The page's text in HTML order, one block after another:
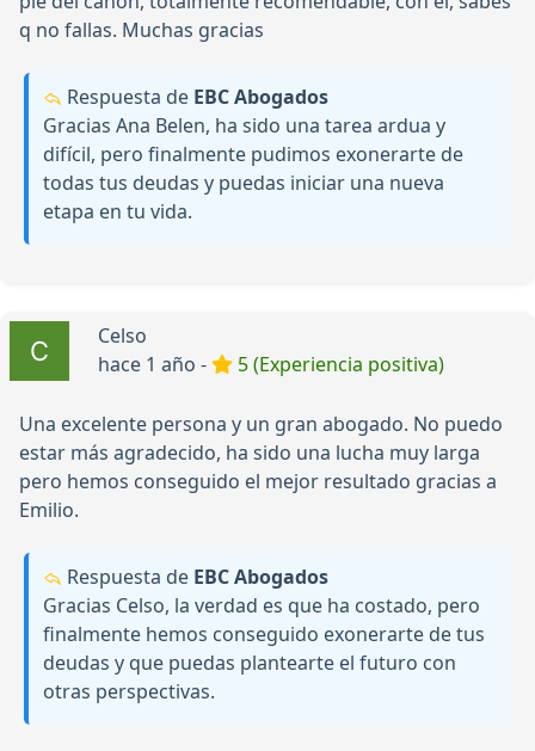
q no fallas. Muchas gracias
Respuesta de EBC Abogados
Gracias Ana Belen, ha sido una tarea ardua y
difícil, pero finalmente pudimos exonerarte de
todas tus deudas y puedas iniciar una nueva
etapa en tu vida.
Celso
hace 1 año -
5 (Experiencia positiva)
Una excelente persona y un gran abogado. No puedo
estar más agradecido, ha sido una lucha muy larga
pero hemos conseguido el mejor resultado gracias a
Emilio.
Respuesta de EBC Abogados
Gracias Celso, la verdad es que ha costado, pero
finalmente hemos conseguido exonerarte de tus
deudas y que puedas plantearte el futuro con
otras perspectivas.